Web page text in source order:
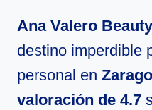
Ana Valero
destino imperdible
personal en
valoración de 4.7